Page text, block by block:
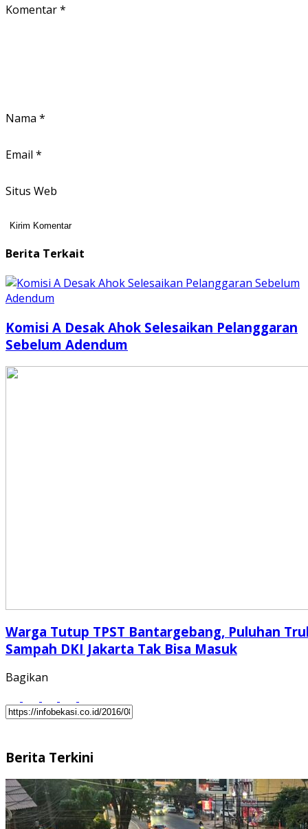
Komentar*
Nama *
Email *
Situs Web
Berita Terkait
Komisi A Desak Ahok Selesaikan Pelanggaran
Sebelum Adendum
Warga Tutup TPST Bantargebang, Puluhan
Sampah DKI Jakarta Tak Bisa Masuk
Bagikan
Berita Terkini